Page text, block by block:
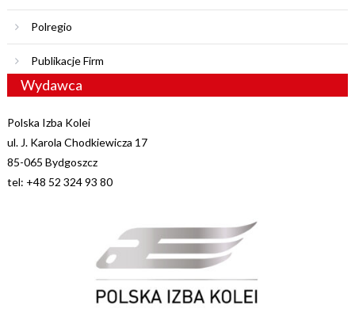
Polregio
Publikacje Firm
Wydawca
Polska Izba Kolei
ul. J. Karola Chodkiewicza 17
85-065 Bydgoszcz
tel: +48 52 324 93 80